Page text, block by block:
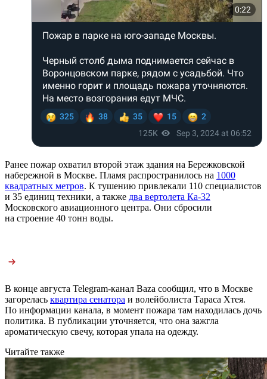
Ранее пожар охватил второй этаж здания на Бережковской
набережной в Москве. Пламя распространилось на 1000
квадратных метров. К тушению привлекали 110 специалистов
и 35 единиц техники, а также два вертолета Ка-32
Московского авиационного центра. Они сбросили
на строение 40 тонн воды.
В конце августа Telegram-канал Baza сообщил, что в Москве
загорелась квартира сенатора и волейболиста Тараса Хтея.
По информации канала, в момент пожара там находилась дочь
политика. В публикации уточняется, что она зажгла
ароматическую свечу, которая упала на одежду.
Читайте также